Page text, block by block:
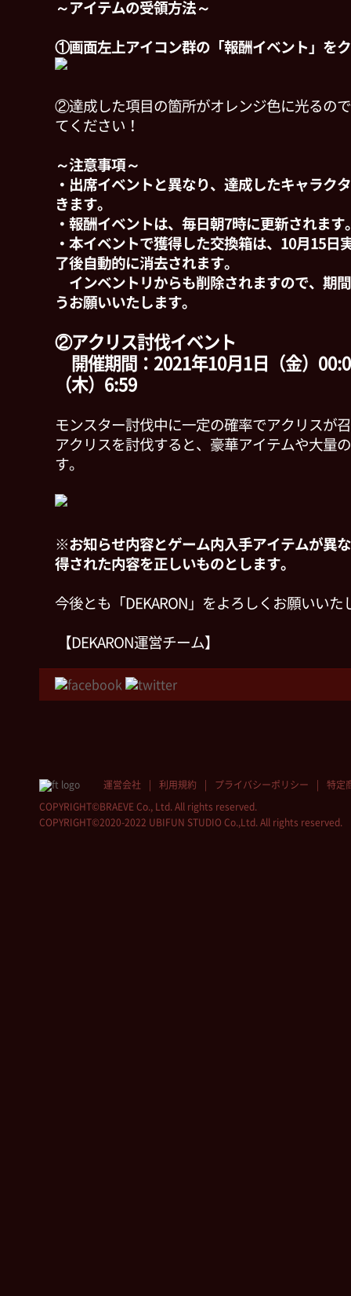
～アイテムの受領方法～
①画面左上アイコン群の「報酬イベント」を
②達成した項目の箇所がオレンジ色に光るの
てください！
～注意事項～
・出席イベントと異なり、達成したキャラク
きます。
・報酬イベントは、毎日朝7時に更新されます
・本イベントで獲得した交換箱は、10月15日
了後自動的に消去されます。
インベントリからも削除されますので、期
うお願いいたします。
②アクリス討伐イベント
開催期間：2021年10月1日（金）
（木）6:59
モンスター討伐中に一定の確率でアクリスが
アクリスを討伐すると、豪華アイテムや大量
す。
※お知らせ内容とゲーム内入手アイテムが異
得された内容を正しいものとします。
今後とも「DEKARON」をよろしくお願いいた
【DEKARON運営チーム】
運営会社 利用規約 プライバシーポリシー 特定
COPYRIGHT©BRAEVE Co., Ltd. All rights reserved.
COPYRIGHT©2020-2022 UBIFUN STUDIO Co.,Ltd. All rights reserved.